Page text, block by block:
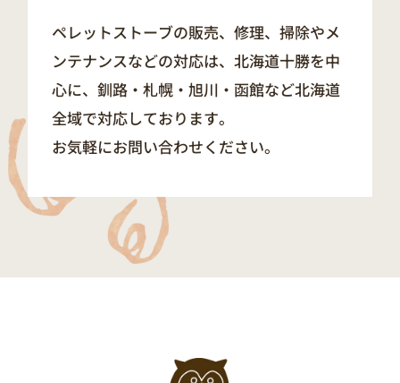
ペレットストーブの販売、修理、掃除やメ
ンテナンスなどの対応は、北海道十勝を中
心に、釧路・札幌・旭川・函館など北海道
全域で対応しております。
お気軽にお問い合わせください。